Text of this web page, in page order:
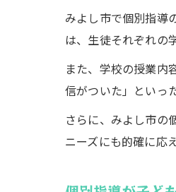
みよし市で個別指導
は、生徒それぞれの
また、学校の授業内
信がついた」といっ
さらに、みよし市の
ニーズにも的確に応